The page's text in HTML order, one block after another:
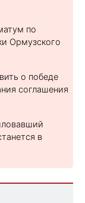
по
Ормузского
о победе
соглашения
в